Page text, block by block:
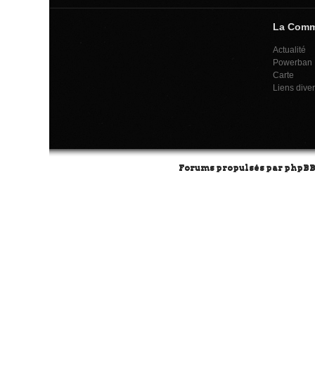
La
Actualité
Powerban
Carte
Liens
Forums propulsés par phpBB